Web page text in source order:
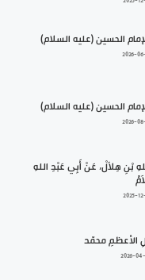
الحسين (عليه السلام)
2026-
الحسين (عليه السلام)
2026-
بْنِ هِلاَلْ، عَنْ أَبِي عَبْدِ اللهِ
2025-
الأعظمِ محمّد
2026-